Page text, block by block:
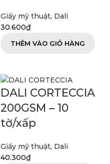
Giấy mỹ thuật, Dali
30.600₫
THÊM VÀO GIỎ HÀNG
DALI CORTECCIA
200GSM – 10
tờ/xấp
Giấy mỹ thuật, Dali
40.300₫